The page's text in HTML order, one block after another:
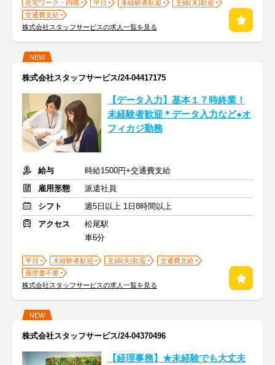
在宅ワーク・内職 平日 未経験者歓迎
主婦(夫)歓迎
交通費支給
株式会社スタッフサービスの求人一覧を見る
NEW
株式会社スタッフサービス/24-04417175
【データ入力】基本１７時終業！
未経験者歓迎＊データ入力など●オ
フィカジ勤務
給与
時給1500円+交通費支給
雇用形態
派遣社員
シフト
週5日以上 1日8時間以上
アクセス
松尾駅
車6分
平日 未経験者歓迎 主婦(夫)歓迎
交通費支給
履歴書不要
株式会社スタッフサービスの求人一覧を見る
NEW
株式会社スタッフサービス/24-04370496
【経理事務】★未経験でも大丈夫